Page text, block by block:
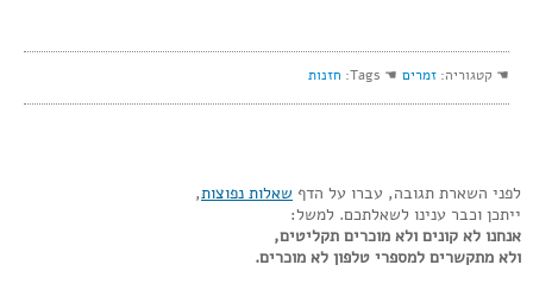
☚ קטגוריה: זמרים ☚ Tags: חזנות
לפני השארת תגובה, עברו על הדף שאלות נפוצות,
ייתכן וכבר ענינו לשאלתכם. למשל:
אנחנו לא קונים ולא מוכרים תקליטים,
ולא מתקשרים למספרי טלפון לא מוכרים.